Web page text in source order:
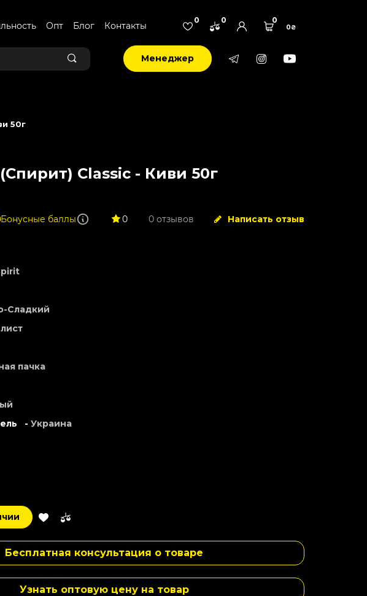
Опт Блог Контакты
0 0 0
0₴
Менеджер
50г
Classic - Киви 50г
Бонусные баллы 0 0 отзывов Написать отзыв
Сладкий
пачка
- Украина
Бесплатная консультация о товаре
Узнать оптовую цену на товар